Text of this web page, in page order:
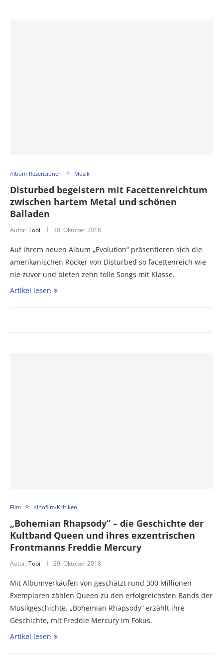
Album-Rezensionen Musik
Disturbed begeistern mit Facettenreichtum
zwischen hartem Metal und schönen
Balladen
Autor: Tobi 30. Oktober 2018
Auf ihrem neuen Album „Evolution“ präsentieren sich die
amerikanischen Rocker von Disturbed so facettenreich wie
nie zuvor und bieten zehn tolle Songs mit Klasse.
Artikel lesen
Film Kinofilm-Kritiken
„Bohemian Rhapsody“ – die Geschichte der
Kultband Queen und ihres exzentrischen
Frontmanns Freddie Mercury
Autor: Tobi 29. Oktober 2018
Mit Albumverkäufen von geschätzt rund 300 Millionen
Exemplaren zählen Queen zu den erfolgreichsten Bands der
Musikgeschichte. „Bohemian Rhapsody“ erzählt ihre
Geschichte, mit Freddie Mercury im Fokus.
Artikel lesen